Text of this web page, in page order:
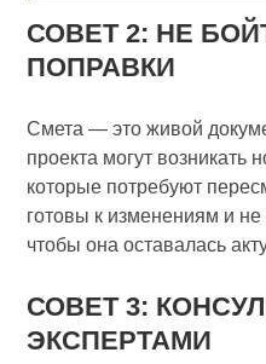
СОВЕТ 2: НЕ
ПОПРАВКИ
Смета — это живой
проекта могут возникать
которые потребуют
готовы к изменениям и не
чтобы она оставалась
СОВЕТ 3:
ЭКСПЕРТАМИ